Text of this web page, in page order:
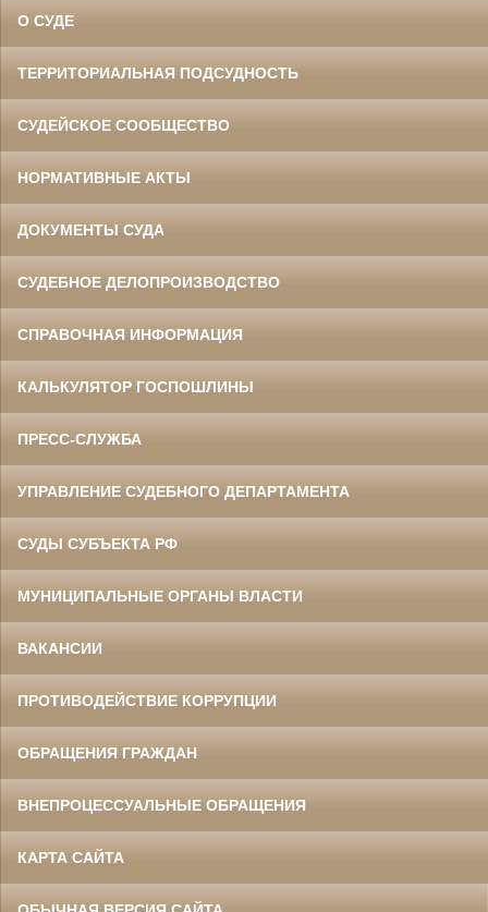
О СУДЕ
ТЕРРИТОРИАЛЬНАЯ ПОДСУДНОСТЬ
СУДЕЙСКОЕ СООБЩЕСТВО
НОРМАТИВНЫЕ АКТЫ
ДОКУМЕНТЫ СУДА
СУДЕБНОЕ ДЕЛОПРОИЗВОДСТВО
СПРАВОЧНАЯ ИНФОРМАЦИЯ
КАЛЬКУЛЯТОР ГОСПОШЛИНЫ
ПРЕСС-СЛУЖБА
УПРАВЛЕНИЕ СУДЕБНОГО ДЕПАРТАМЕНТА
СУДЫ СУБЪЕКТА РФ
МУНИЦИПАЛЬНЫЕ ОРГАНЫ ВЛАСТИ
ВАКАНСИИ
ПРОТИВОДЕЙСТВИЕ КОРРУПЦИИ
ОБРАЩЕНИЯ ГРАЖДАН
ВНЕПРОЦЕССУАЛЬНЫЕ ОБРАЩЕНИЯ
КАРТА САЙТА